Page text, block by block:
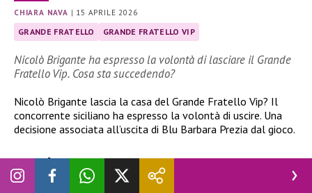
CHIARA NAVA | 15 APRILE 2026
GRANDE FRATELLO GRANDE FRATELLO VIP
Nicolò Brigante ha espresso la volontà di lasciare il Grande
Fratello Vip. Cosa sta succedendo?
Nicolò Brigante lascia la casa del Grande Fratello Vip? Il
concorrente siciliano ha espresso la volontà di uscire. Una
decisione associata all’uscita di Blu Barbara Prezia dal gioco.
Nicolò Brigante lascia la casa del GF Vip?